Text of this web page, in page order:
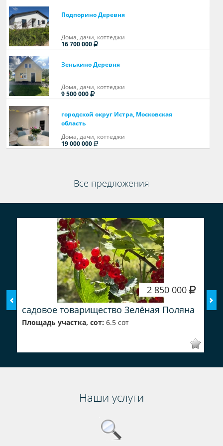
Подпорино Деревня
Дома, дачи, коттеджи
16 700 000
Зенькино Деревня
Дома, дачи, коттеджи
9 500 000
городской округ Истра, Московская
область
Дома, дачи, коттеджи
19 000 000
Все предложения
садовое товарищество Зелёная Поляна
2 850 000
Площадь участка, сот:6.5 сот
Наши услуги